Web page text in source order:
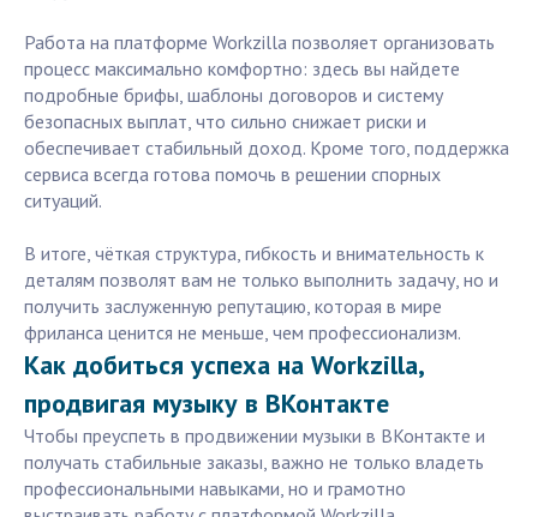
Работа на платформе Workzilla позволяет организовать
процесс максимально комфортно: здесь вы найдете
подробные брифы, шаблоны договоров и систему
безопасных выплат, что сильно снижает риски и
обеспечивает стабильный доход. Кроме того, поддержка
сервиса всегда готова помочь в решении спорных
ситуаций.
В итоге, чёткая структура, гибкость и внимательность к
деталям позволят вам не только выполнить задачу, но и
получить заслуженную репутацию, которая в мире
фриланса ценится не меньше, чем профессионализм.
Как добиться успеха на Workzilla,
продвигая музыку в ВКонтакте
Чтобы преуспеть в продвижении музыки в ВКонтакте и
получать стабильные заказы, важно не только владеть
профессиональными навыками, но и грамотно